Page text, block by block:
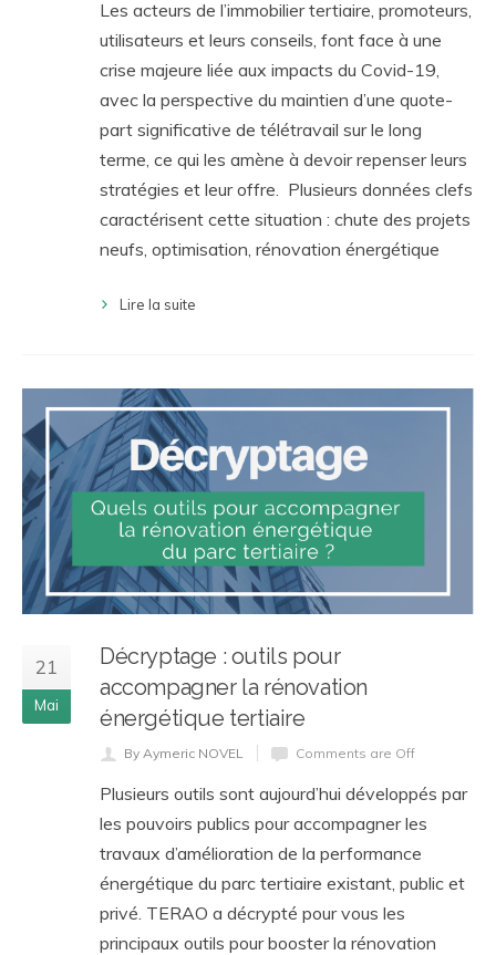
Les acteurs de l’immobilier tertiaire, promoteurs,
utilisateurs et leurs conseils, font face à une
crise majeure liée aux impacts du Covid-19,
avec la perspective du maintien d’une quote-
part significative de télétravail sur le long
terme, ce qui les amène à devoir repenser leurs
stratégies et leur offre. Plusieurs données clefs
caractérisent cette situation : chute des projets
neufs, optimisation, rénovation énergétique
Lire la suite
21
Mai
Décryptage : outils pour
accompagner la rénovation
énergétique tertiaire
By Aymeric NOVEL Comments are Off
Plusieurs outils sont aujourd’hui développés par
les pouvoirs publics pour accompagner les
travaux d’amélioration de la performance
énergétique du parc tertiaire existant, public et
privé. TERAO a décrypté pour vous les
principaux outils pour booster la rénovation